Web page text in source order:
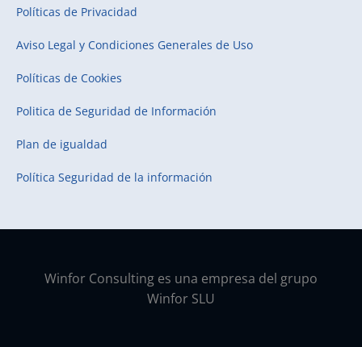
Políticas de Privacidad
Aviso Legal y Condiciones Generales de Uso
Políticas de Cookies
Politica de Seguridad de Información
Plan de igualdad
Política Seguridad de la información
Winfor Consulting es una empresa del grupo
Winfor SLU